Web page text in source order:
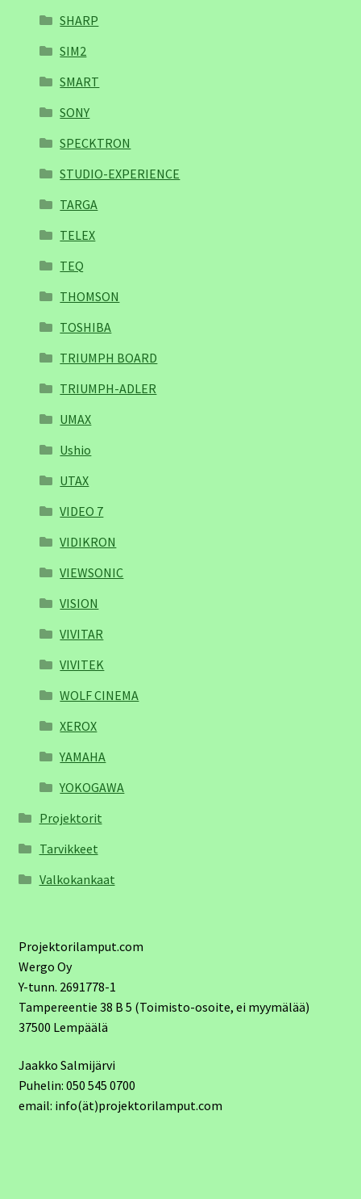
SHARP
SIM2
SMART
SONY
SPECKTRON
STUDIO-EXPERIENCE
TARGA
TELEX
TEQ
THOMSON
TOSHIBA
TRIUMPH BOARD
TRIUMPH-ADLER
UMAX
Ushio
UTAX
VIDEO 7
VIDIKRON
VIEWSONIC
VISION
VIVITAR
VIVITEK
WOLF CINEMA
XEROX
YAMAHA
YOKOGAWA
Projektorit
Tarvikkeet
Valkokankaat
Projektorilamput.com
Wergo Oy
Y-tunn. 2691778-1
Tampereentie 38 B 5 (Toimisto-osoite, ei myymälää)
37500 Lempäälä
Jaakko Salmijärvi
Puhelin: 050 545 0700
email: info(ät)projektorilamput.com